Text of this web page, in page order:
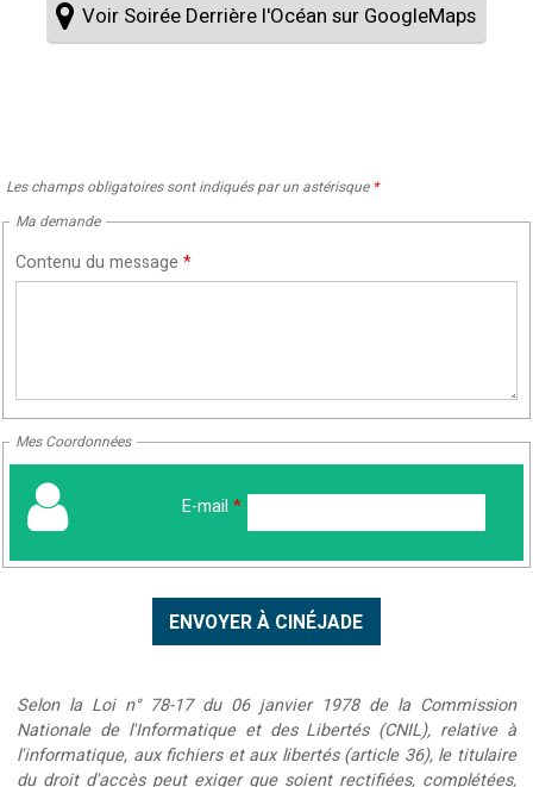
Voir Soirée Derrière l'Océan sur GoogleMaps
Les champs obligatoires sont indiqués par un astérisque *
Ma demande
Contenu du message *
Mes Coordonnées
E-mail *
Selon la Loi n° 78-17 du 06 janvier 1978 de la Commission
Nationale de l'Informatique et des Libertés (CNIL), relative à
l'informatique, aux fichiers et aux libertés (article 36), le titulaire
du droit d'accès peut exiger que soient rectifiées, complétées,